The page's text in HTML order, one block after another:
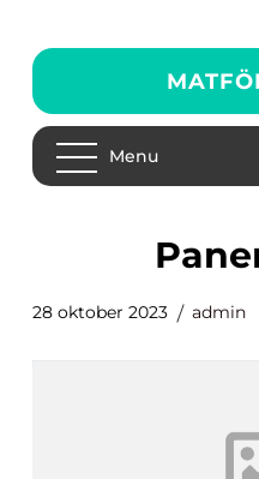
Menu
28 oktober 2023 admin